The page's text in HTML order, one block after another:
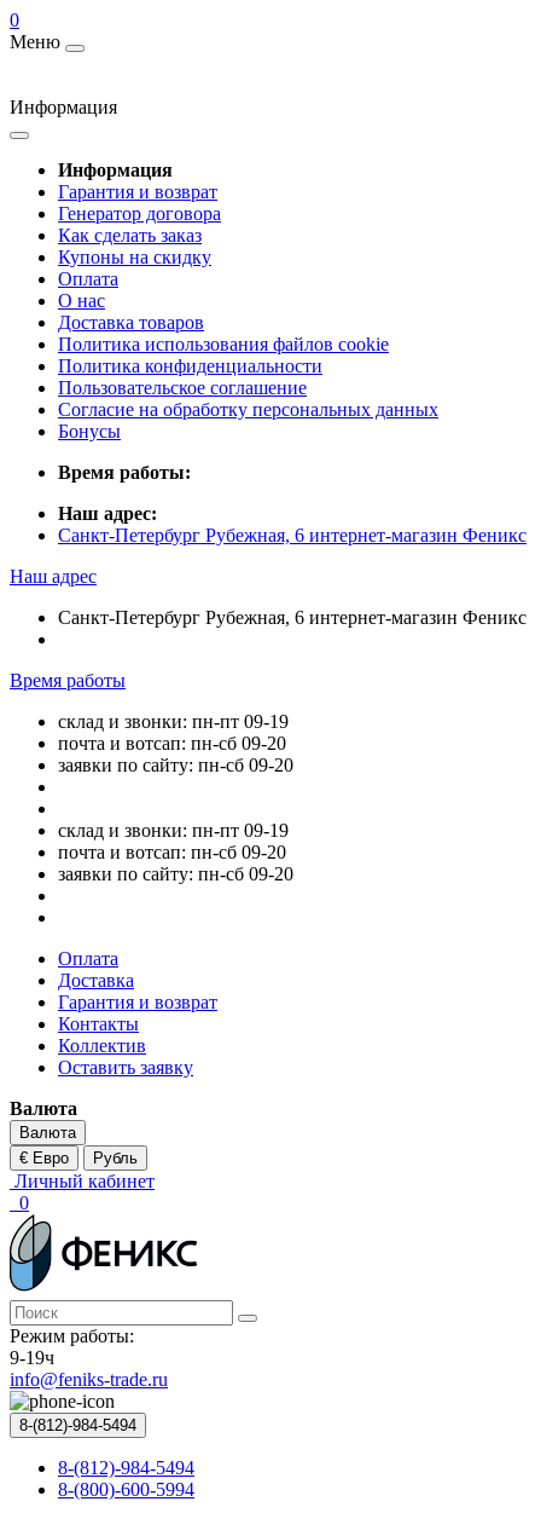
0
Меню
Информация
Информация
Гарантия и возврат
Генератор договора
Как сделать заказ
Купоны на скидку
Оплата
О нас
Доставка товаров
Политика использования файлов cookie
Политика конфиденциальности
Пользовательское соглашение
Согласие на обработку персональных данных
Бонусы
Время работы:
Наш адрес:
Санкт-Петербург Рубежная, 6 интернет-магазин Феникс
Наш адрес
Санкт-Петербург Рубежная, 6 интернет-магазин Феникс
Время работы
склад и звонки: пн-пт 09-19
почта и вотсап: пн-сб 09-20
заявки по сайту: пн-сб 09-20
склад и звонки: пн-пт 09-19
почта и вотсап: пн-сб 09-20
заявки по сайту: пн-сб 09-20
Оплата
Доставка
Гарантия и возврат
Контакты
Коллектив
Оставить заявку
Валюта
Валюта
€ Евро
Рубль
Личный кабинет
0
Режим работы:
9-19ч
info@feniks-trade.ru
8-(812)-984-5494
8-(812)-984-5494
8-(800)-600-5994